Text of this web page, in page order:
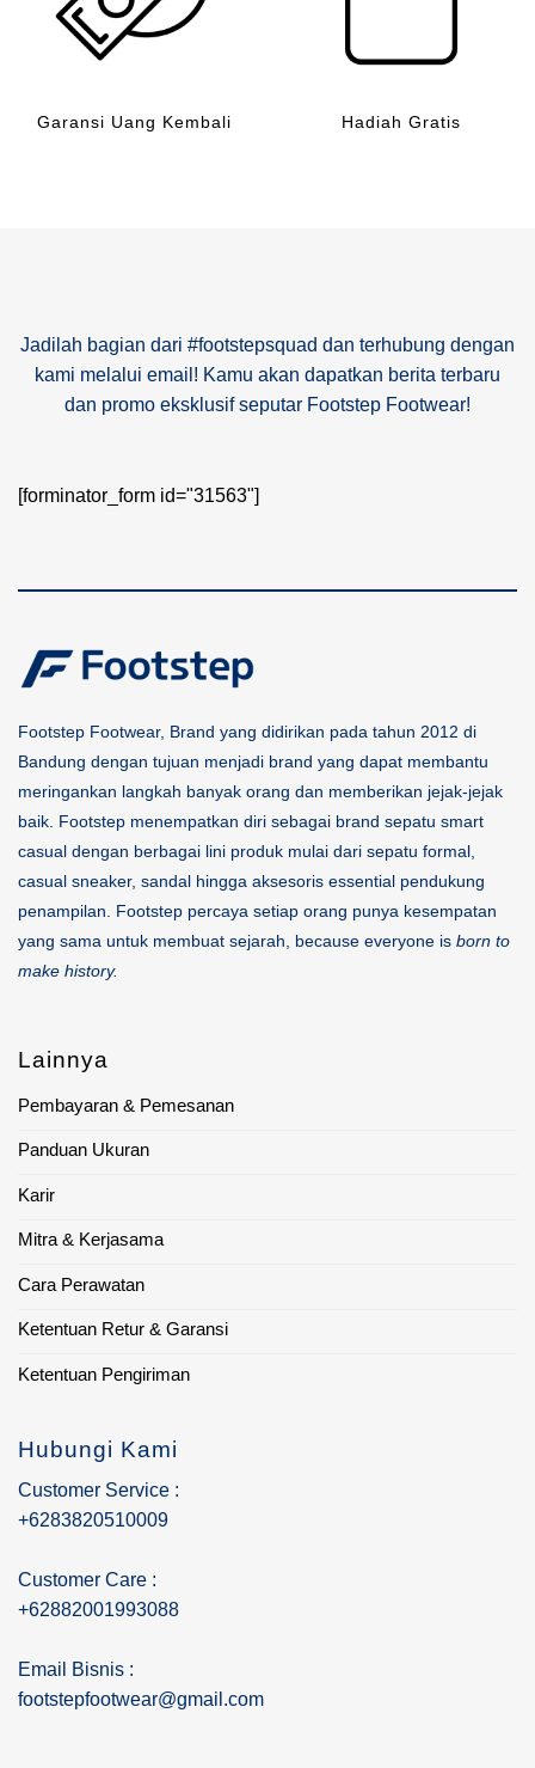
Garansi Uang Kembali Hadiah Gratis
Jadilah bagian dari #footstepsquad dan terhubung dengan
kami melalui email! Kamu akan dapatkan berita terbaru
dan promo eksklusif seputar Footstep Footwear!
[forminator_form id="31563"]
Footstep Footwear, Brand yang didirikan pada tahun 2012 di
Bandung dengan tujuan menjadi brand yang dapat membantu
meringankan langkah banyak orang dan memberikan jejak-jejak
baik. Footstep menempatkan diri sebagai brand sepatu smart
casual dengan berbagai lini produk mulai dari sepatu formal,
casual sneaker, sandal hingga aksesoris essential pendukung
penampilan. Footstep percaya setiap orang punya kesempatan
yang sama untuk membuat sejarah, because everyone is born to
make history.
Lainnya
Pembayaran & Pemesanan
Panduan Ukuran
Karir
Mitra & Kerjasama
Cara Perawatan
Ketentuan Retur & Garansi
Ketentuan Pengiriman
Hubungi Kami
Customer Service :
+6283820510009
Customer Care :
+62882001993088
Email Bisnis :
footstepfootwear@gmail.com